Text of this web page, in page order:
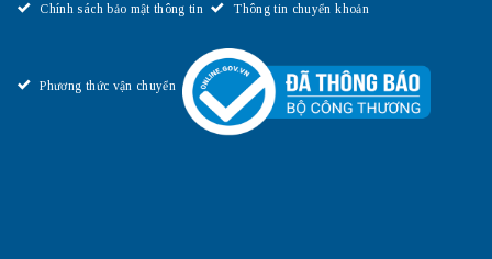
Chính sách bảo mật thông tin Thông tin chuyển khoản
Phương thức vận chuyển